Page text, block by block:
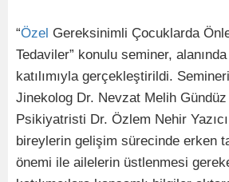
“Özel Gereksinimli Çocuklarda
Tedaviler” konulu seminer, alanında
katılımıyla gerçekleştirildi.
Jinekolog Dr. Nevzat Melih
Psikiyatristi Dr. Özlem Nehir
bireylerin gelişim sürecinde erken
önemi ile ailelerin üstlenmesi